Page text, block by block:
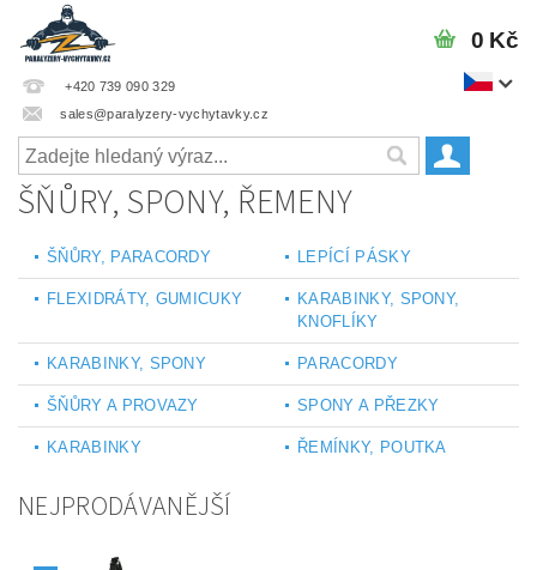
+420 739 090 329
sales@paralyzery-vychytavky.cz
0 Kč
ŠŇŮRY, SPONY, ŘEMENY
ŠŇŮRY, PARACORDY LEPÍCÍ PÁSKY
FLEXIDRÁTY, GUMICUKY
KARABINKY, SPONY,
KNOFLÍKY
KARABINKY, SPONY PARACORDY
ŠŇŮRY A PROVAZY SPONY A PŘEZKY
KARABINKY ŘEMÍNKY, POUTKA
NEJPRODÁVANĚJŠÍ